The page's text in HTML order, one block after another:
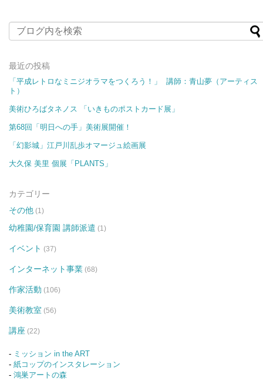
最近の投稿
「平成レトロなミニジオラマをつくろう！」 講師：青山夢（アーティス
ト）
美術ひろばタネノス 「いきものポストカード展​​」
第68回「明日への手」美術展開催！
「幻影城」江戸川乱歩オマージュ絵画展
大久保 美里 個展「PLANTS」
カテゴリー
その他 (1)
幼稚園/保育園 講師派遣 (1)
イベント (37)
インターネット事業 (68)
作家活動 (106)
美術教室 (56)
講座 (22)
- ミッション in the ART
- 紙コップのインスタレーション
- 鴻巣アートの森